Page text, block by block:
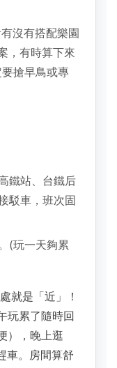
沒有搭配樂園
，有時算下來
搶早鳥或專
鐵站、台鐵后
駁車，班次固
(玩一天夠累
就是「近」！
玩累了隨時回
），晚上逛
車。房間算舒